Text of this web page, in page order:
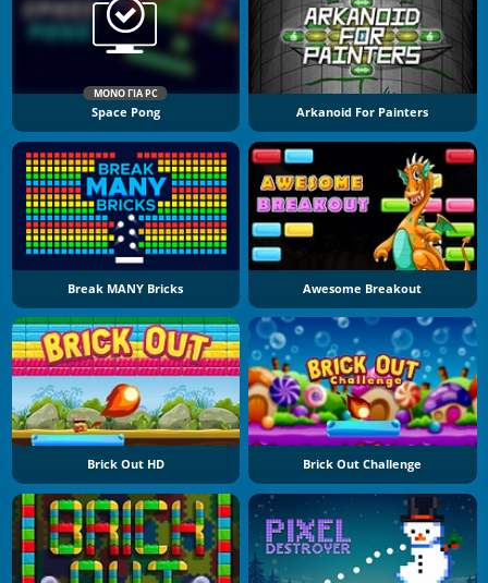
ΜΌΝΟ ΓΙΑ PC
Space Pong Arkanoid For Painters
Break MANY Bricks Awesome Breakout
Brick Out HD Brick Out Challenge